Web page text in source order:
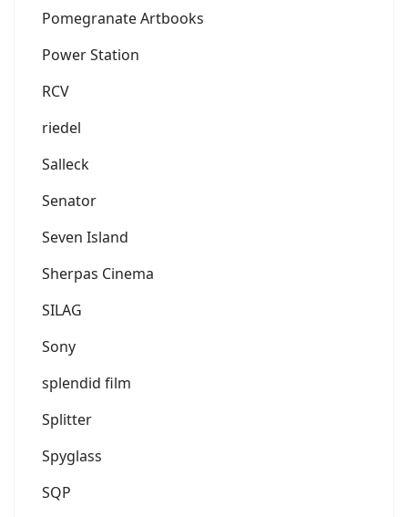
Pomegranate Artbooks
Power Station
RCV
riedel
Salleck
Senator
Seven Island
Sherpas Cinema
SILAG
Sony
splendid film
Splitter
Spyglass
SQP